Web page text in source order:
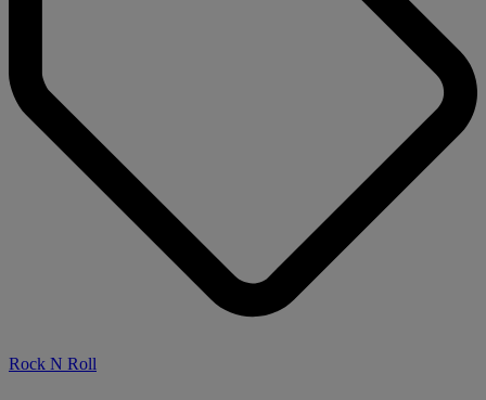
Rock N Roll